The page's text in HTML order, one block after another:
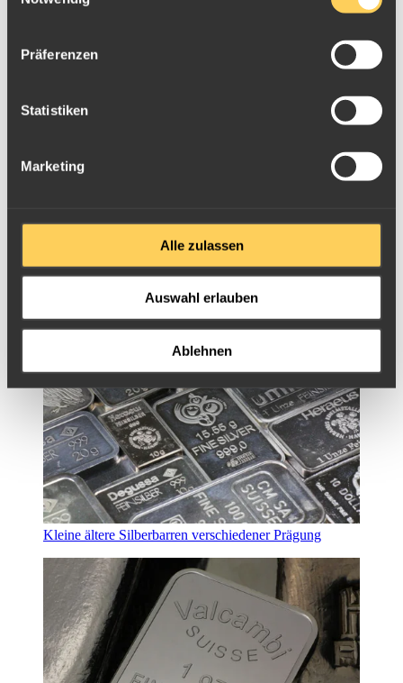
Präferenzen
Statistiken
Marketing
Alle zulassen
Auswahl erlauben
Ablehnen
Kleine ältere Silberbarren verschiedener Prägung